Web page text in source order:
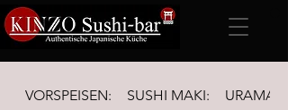
VORSPEISEN: SUSHI MAKI: